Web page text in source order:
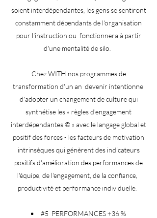
soient interdépendantes, les gens se sentiront
constamment dépendants de l'organisation
pour l'instruction ou fonctionnera à partir
d'une mentalité de silo.
Chez WITH nos programmes de
transformation d'un an devenir intentionnel
d'adopter un changement de culture qui
synthétise les « règles d'engagement
interdépendantes © » avec le langage global et
positif des forces - les facteurs de motivation
intrinsèques qui génèrent des indicateurs
positifs d'amélioration des performances de
l'équipe, de l'engagement, de la confiance,
productivité et performance individuelle.
#5 PERFORMANCES +36 %